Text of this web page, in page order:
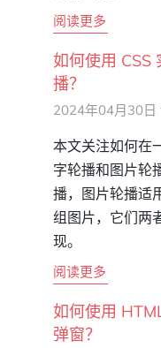
阅读更多
如何使用 CSS
播？
2024年04月30日
本文关注如何在
字轮播和图片轮
播，图片轮播适
组图片，它们两
现。
阅读更多
如何使用
弹窗？